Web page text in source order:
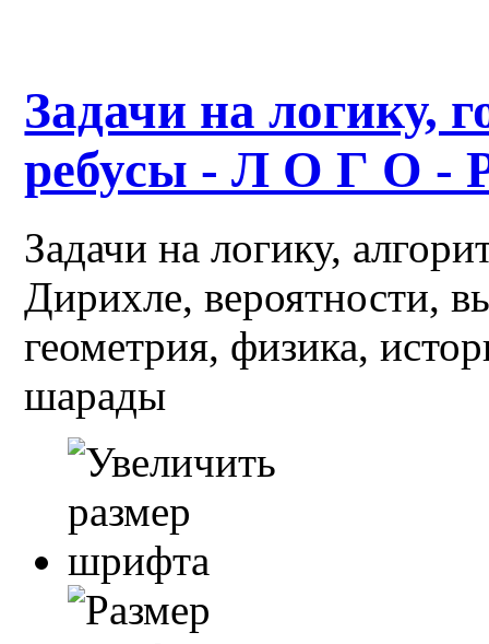
Задачи на логику,
ребусы - Л О Г О -
Задачи на логику,
Дирихле, вероятности,
геометрия, физика,
шарады